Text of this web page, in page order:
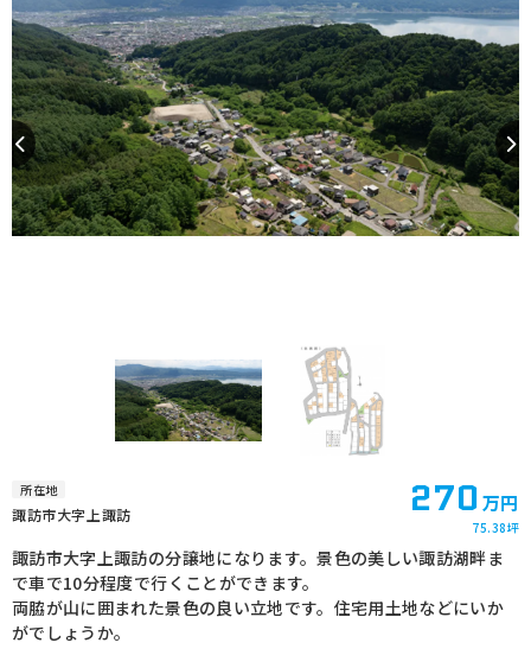
所在地
諏訪市大字上諏訪 270万円
75.38坪
諏訪市大字上諏訪の分譲地になります。景色の美しい諏訪湖畔ま
で車で10分程度で行くことができます。
両脇が山に囲まれた景色の良い立地です。住宅用土地などにいか
がでしょうか。